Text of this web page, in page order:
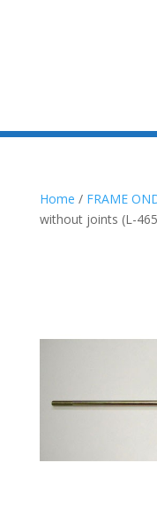
Home / FRAME
without joints (L-